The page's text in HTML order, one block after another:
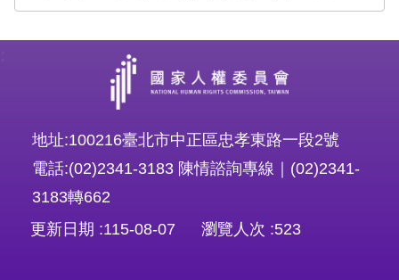
站
資
地址:100216臺北市中正區忠孝東路一段2號
電話:(02)2341-3183 陳情諮詢專線｜(02)2341-
3183轉662
更新日期
115-08-07 瀏覽人次 523